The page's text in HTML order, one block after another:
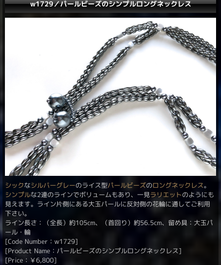
w1729／パールビーズのシンプルロングネックレス
シックなシルバーグレーのライス型パールビーズのロングネックレス。
シンプルな2連のラインでボリュームもあり、一見ラリエットのようにも
見えます。ライン片側にある大玉パールに反対側の花輪に通してご利用
下さい。
ライン長さ：（全長）約105cm、（首回り）約56.5cm、留め具：大玉パ
ール・輪
[Code Number：w1729]
[Product Name：パールビーズのシンプルロングネックレス]
[Price： ￥6,800]